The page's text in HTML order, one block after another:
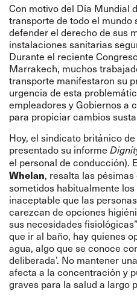
Con motivo del Día Mundial
transporte de todo el mundo
defender el derecho de sus
instalaciones sanitarias
Durante el reciente
Marrakech, muchos
transporte manifestaron su
urgencia de esta
empleadores y Gobiernos a
para propiciar cambios
Hoy, el sindicato británico
presentado su informe
el personal de conducción).
Whelan, resalta las
sometidos habitualmente los
inaceptable que las
carezcan de opciones
sus necesidades
que ir al baño, hay quienes
agua, algo que se conoce
deliberada’. No mantener
afecta a la concentración y
graves para la salud a largo